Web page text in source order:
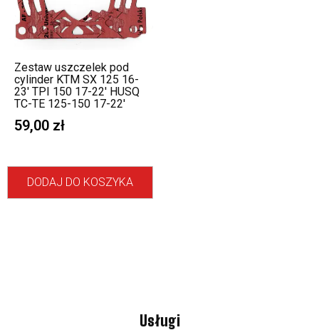
Zestaw uszczelek pod
cylinder KTM SX 125 16-
23′ TPI 150 17-22′ HUSQ
TC-TE 125-150 17-22′
59,00 zł
DODAJ DO KOSZYKA
Usługi